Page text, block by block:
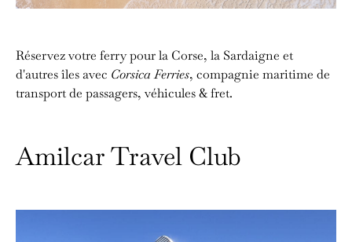
Réservez votre ferry pour la Corse, la Sardaigne et
d'autres îles avec Corsica Ferries, compagnie maritime de
transport de passagers, véhicules & fret.
Amilcar Travel Club